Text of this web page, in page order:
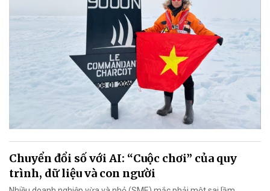
Chuyển đổi số với AI: “Cuộc chơi” của quy
trình, dữ liệu và con người